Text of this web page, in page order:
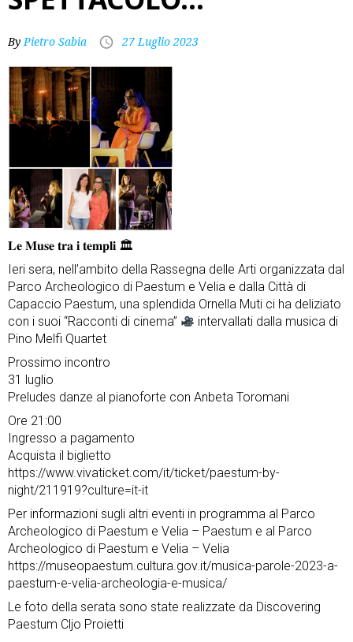
ByPietro Sabia 27 Luglio 2023
𝐋𝐞 𝐌𝐮𝐬𝐞 𝐭𝐫𝐚 𝐢 𝐭𝐞𝐦𝐩𝐥𝐢 🏛
Ieri sera, nell’ambito della Rassegna delle Arti organizzata dal
Parco Archeologico di Paestum e Velia e dalla Città di
Capaccio Paestum, una splendida Ornella Muti ci ha deliziato
con i suoi “Racconti di cinema”
intervallati dalla musica di
Pino Melfi Quartet
Prossimo incontro
31 luglio
Preludes danze al pianoforte con Anbeta Toromani
Ore 21:00
Ingresso a pagamento
Acquista il biglietto
https://www.vivaticket.com/it/ticket/paestum-by-
night/211919?culture=it-it
Per informazioni sugli altri eventi in programma al Parco
Archeologico di Paestum e Velia – Paestum e al Parco
Archeologico di Paestum e Velia – Velia
https://museopaestum.cultura.gov.it/musica-parole-2023-a-
paestum-e-velia-archeologia-e-musica/
Le foto della serata sono state realizzate da Discovering
Paestum Cljo Proietti